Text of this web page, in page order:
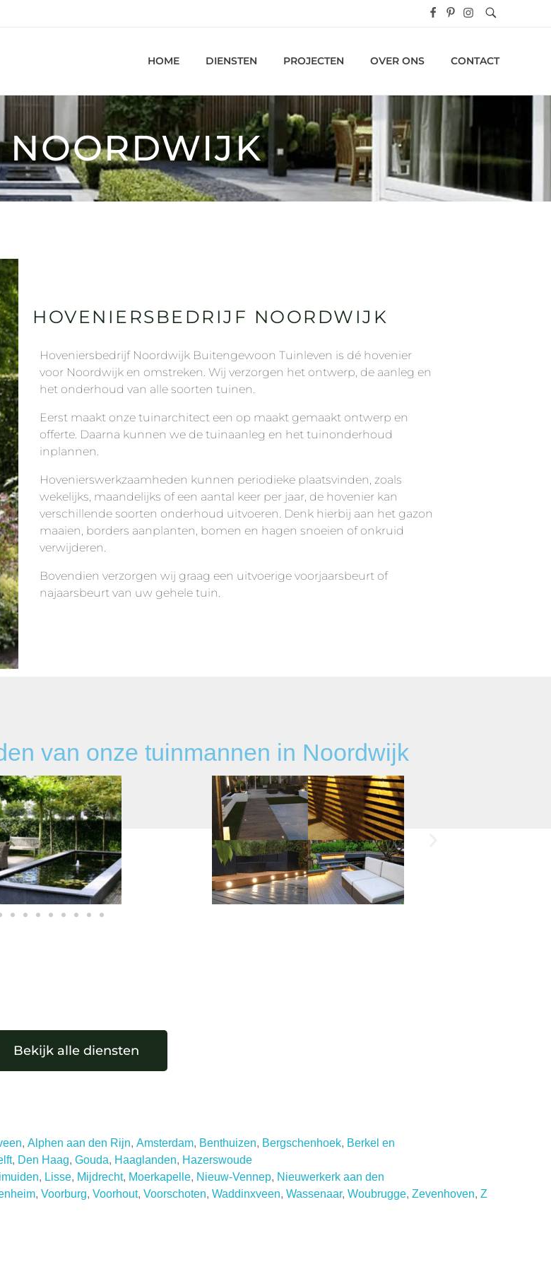
HOME DIENSTEN PROJECTEN OVER ONS CONTACT
NOORDWIJK
HOVENIERSBEDRIJF NOORDWIJK
Hoveniersbedrijf Noordwijk Buitengewoon Tuinleven is dé hovenier
voor Noordwijk en omstreken. Wij verzorgen het ontwerp, de aanleg en
het onderhoud van alle soorten tuinen.
Eerst maakt onze tuinarchitect een op maakt gemaakt ontwerp en
offerte. Daarna kunnen we de tuinaanleg en het tuinonderhoud
inplannen.
Hovenierswerkzaamheden kunnen periodieke plaatsvinden, zoals
wekelijks, maandelijks of een aantal keer per jaar, de hovenier kan
verschillende soorten onderhoud uitvoeren. Denk hierbij aan het gazon
maaien, borders aanplanten, bomen en hagen snoeien of onkruid
verwijderen.
Bovendien verzorgen wij graag een uitvoerige voorjaarsbeurt of
najaarsbeurt van uw gehele tuin.
van onze tuinmannen in Noordwijk
Bekijk alle diensten
, Alphen aan den Rijn, Amsterdam, Benthuizen, Bergschenhoek, Berkel en
, Den Haag, Gouda, Haaglanden, Hazerswoude
, Lisse, Mijdrecht, Moerkapelle, Nieuw-Vennep, Nieuwerkerk aan den
, Voorburg, Voorhout, Voorschoten, Waddinxveen, Wassenaar, Woubrugge, Zevenhoven, Z